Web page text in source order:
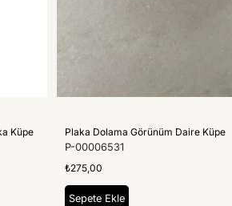
Küpe
Plaka Dolama Görünüm Daire Küpe
P-00006531
₺275,00
Sepete Ekle